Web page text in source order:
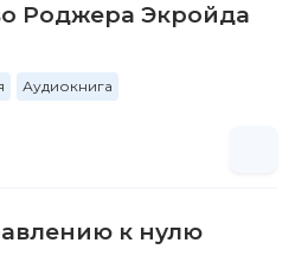
Роджера Экройда
Аудиокнига
к нулю